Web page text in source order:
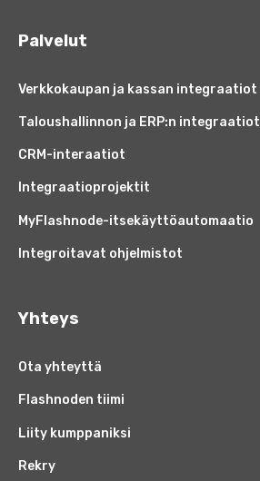
Palvelut
Verkkokaupan ja kassan integraatiot
Taloushallinnon ja ERP:n integraatiot
CRM-interaatiot
Integraatioprojektit
MyFlashnode-itsekäyttöautomaatio
Integroitavat ohjelmistot
Yhteys
Ota yhteyttä
Flashnoden tiimi
Liity kumppaniksi
Rekry